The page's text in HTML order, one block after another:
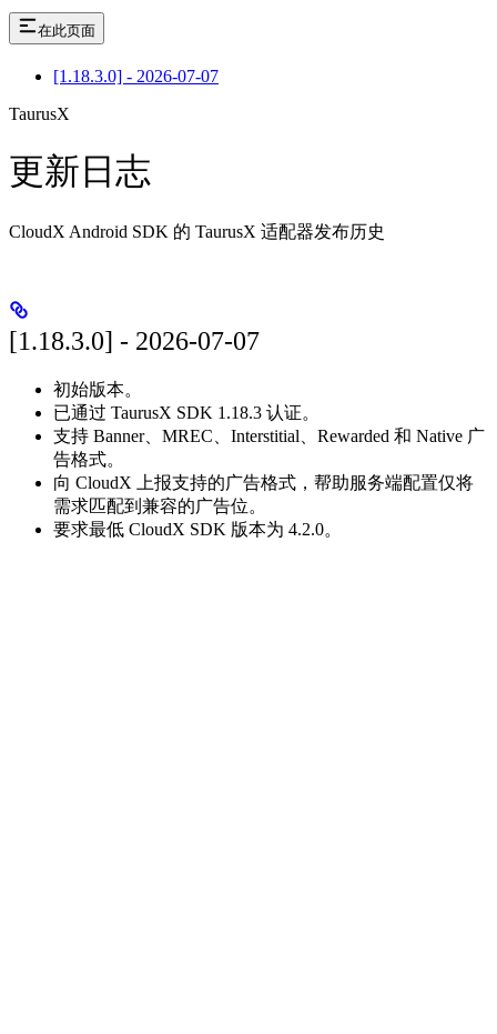
在此页面
[1.18.3.0] - 2026-07-07
TaurusX
更新日志
CloudX Android SDK 的 TaurusX 适配器发布历史
[1.18.3.0] - 2026-07-07
初始版本。
已通过 TaurusX SDK 1.18.3 认证。
支持 Banner、MREC、Interstitial、Rewarded 和 Native 广
告格式。
向 CloudX 上报支持的广告格式，帮助服务端配置仅将
需求匹配到兼容的广告位。
要求最低 CloudX SDK 版本为 4.2.0。